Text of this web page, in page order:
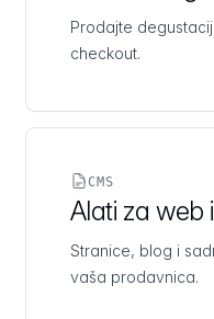
Prodajte
checkout.
CMS
Alati za web
Stranice, blog i
vaša prodavnica.